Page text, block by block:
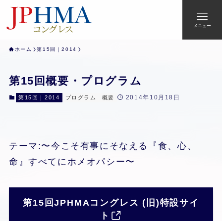
メニュー
ホーム 第15回｜2014
第15回概要・プログラム
第15回｜2014 プログラム 概要 2014年10月18日
テーマ:〜今こそ有事にそなえる『食、心、
命』すべてにホメオパシー〜
第15回JPHMAコングレス (旧)特設サイ
ト